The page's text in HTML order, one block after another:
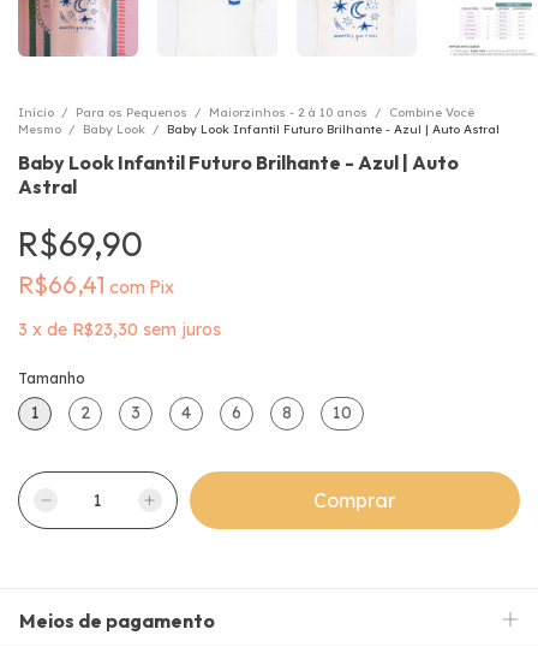
Início / Para os Pequenos / Maiorzinhos - 2 à 10 anos /
Combine Você
Mesmo / Baby Look / Baby Look Infantil Futuro Brilhante - Azul | Auto Astral
Baby Look Infantil Futuro Brilhante - Azul | Auto
Astral
R$69,90
R$66,41 com Pix
3 x de R$23,30 sem juros
Tamanho
1 2 3 4 6 8 10
Meios de pagamento